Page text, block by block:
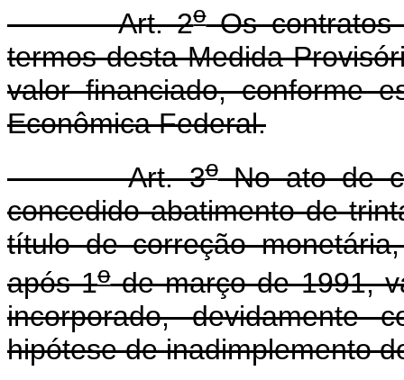
Art. 2oOs contratos
termos desta Medida
valor financiado, conforme
Econômica Federal.
Art. 3oNo ato de
concedido abatimento de
título de correção
após 1ode março de 1991,
incorporado, devidamente
hipótese de inadimplemento